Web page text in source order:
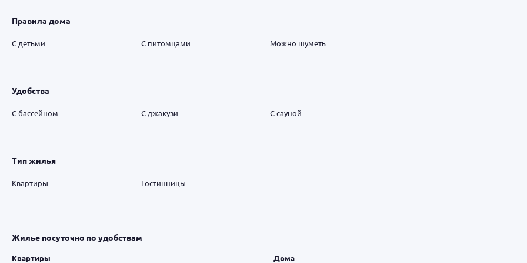
Правила дома
С детьми С питомцами Можно шуметь
Удобства
С бассейном С джакузи С сауной
Тип жилья
Квартиры Гостинницы
Жилье посуточно по удобствам
Квартиры Дома